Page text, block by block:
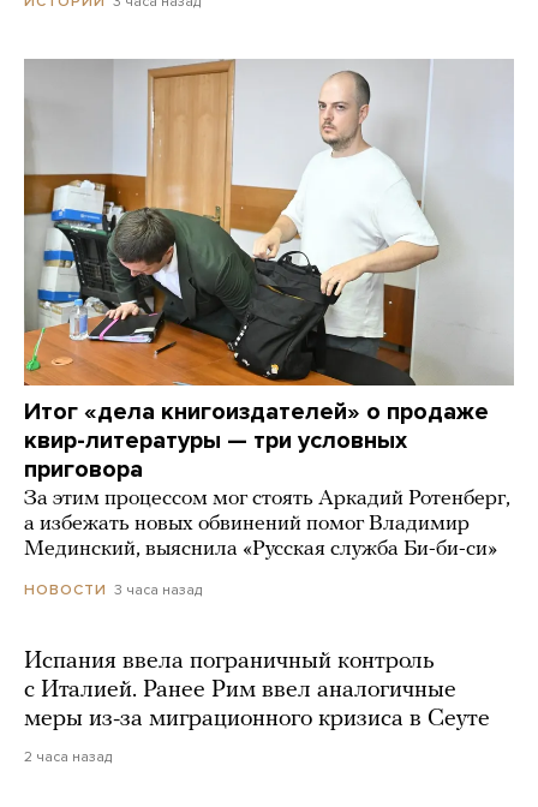
Итог «дела книгоиздателей» о продаже
квир-литературы — три условных
приговора
За этим процессом мог стоять Аркадий Ротенберг,
а избежать новых обвинений помог Владимир
Мединский, выяснила «Русская служба Би-би-си»
НОВОСТИ 3 часа назад
Испания ввела пограничный контроль
с Италией. Ранее Рим ввел аналогичные
меры из-за миграционного кризиса в Сеуте
2 часа назад